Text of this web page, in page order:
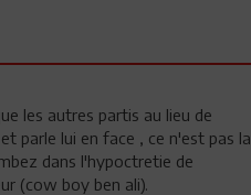
les autres partis au lieu de
parle lui en face , ce n'est pas la
dans l'hypoctretie de
(cow boy ben ali).